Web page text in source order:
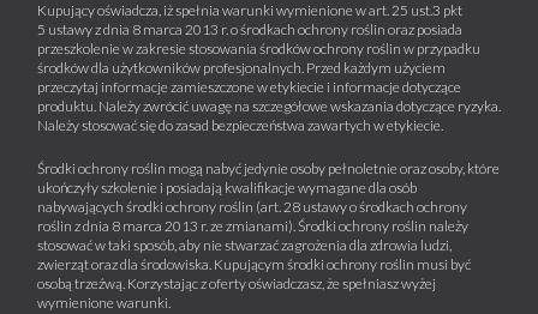
Kupujący oświadcza, iż spełnia warunki wymienione w art. 25 ust.3 pkt
5 ustawy z dnia 8 marca 2013 r. o środkach ochrony roślin oraz posiada
przeszkolenie w zakresie stosowania środków ochrony roślin w przypadku
środków dla użytkowników profesjonalnych. Przed każdym użyciem
przeczytaj informacje zamieszczone w etykiecie i informacje dotyczące
produktu. Należy zwrócić uwagę na szczegółowe wskazania dotyczące ryzyka.
Należy stosować się do zasad bezpieczeństwa zawartych w etykiecie.
Środki ochrony roślin mogą nabyć jedynie osoby pełnoletnie oraz osoby, które
ukończyły szkolenie i posiadają kwalifikacje wymagane dla osób
nabywających środki ochrony roślin (art. 28 ustawy o środkach ochrony
roślin z dnia 8 marca 2013 r. ze zmianami). Środki ochrony roślin należy
stosować w taki sposób, aby nie stwarzać zagrożenia dla zdrowia ludzi,
zwierząt oraz dla środowiska. Kupującym środki ochrony roślin musi być
osobą trzeźwą. Korzystając z oferty oświadczasz, że spełniasz wyżej
wymienione warunki.